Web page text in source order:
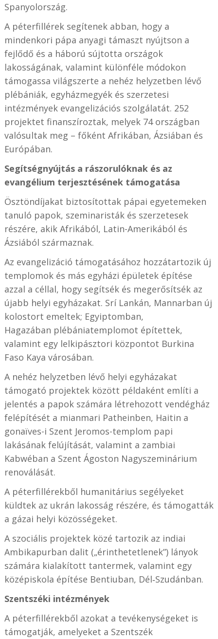
Spanyolország.
A péterfillérek segítenek abban, hogy a
mindenkori pápa anyagi támaszt nyújtson a
fejlődő és a háború sújtotta országok
lakosságának, valamint különféle módokon
támogassa világszerte a nehéz helyzetben lévő
plébániák, egyházmegyék és szerzetesi
intézmények evangelizációs szolgálatát. 252
projektet finanszíroztak, melyek 74 országban
valósultak meg – főként Afrikában, Ázsiában és
Európában.
Segítségnyújtás a rászorulóknak és az
evangélium terjesztésének támogatása
Ösztöndíjakat biztosítottak pápai egyetemeken
tanuló papok, szeminaristák és szerzetesek
részére, akik Afrikából, Latin-Amerikából és
Ázsiából származnak.
Az evangelizáció támogatásához hozzátartozik új
templomok és más egyházi épületek építése
azzal a céllal, hogy segítsék és megerősítsék az
újabb helyi egyházakat. Srí Lankán, Mannarban új
kolostort emeltek; Egyiptomban,
Hagazában plébániatemplomot építettek,
valamint egy lelkipásztori központot Burkina
Faso Kaya városában.
A nehéz helyzetben lévő helyi egyházakat
támogató projektek között példaként említi a
jelentés a papok számára létrehozott vendégház
felépítését a mianmari Patheinben, Haitin a
gonaïves-i Szent Jeromos-templom papi
lakásának felújítását, valamint a zambiai
Kabwéban a Szent Ágoston Nagyszeminárium
renoválását.
A péterfillérekből humanitárius segélyeket
küldtek az ukrán lakosság részére, és támogatták
a gázai helyi közösségeket.
A szociális projektek közé tartozik az indiai
Ambikapurban dalit („érinthetetlenek”) lányok
számára kialakított tantermek, valamint egy
középiskola építése Bentiuban, Dél‑Szudánban.
Szentszéki intézmények
A péterfillérekből azokat a tevékenységeket is
támogatják, amelyeket a Szentszék